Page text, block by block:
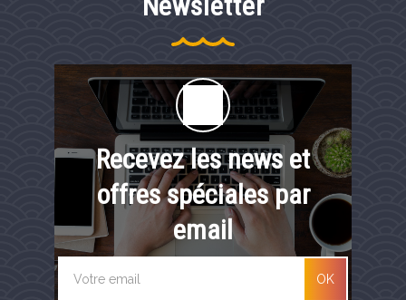
Recevez les news et
offres spéciales par
email
OK